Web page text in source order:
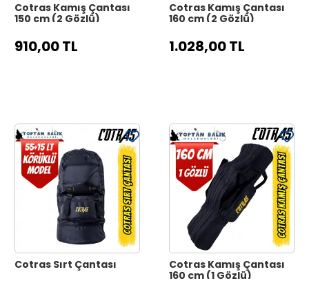
Cotras Kamış Çantası
150 cm (2 Gözlü)
910,00 TL
Cotras Kamış Çantası
160 cm (2 Gözlü)
1.028,00 TL
Cotras Sırt Çantası
Cotras Kamış Çantası
160 cm (1 Gözlü)